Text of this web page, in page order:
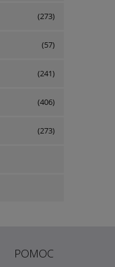
(273)
(57)
(241)
(406)
(273)
POMOC